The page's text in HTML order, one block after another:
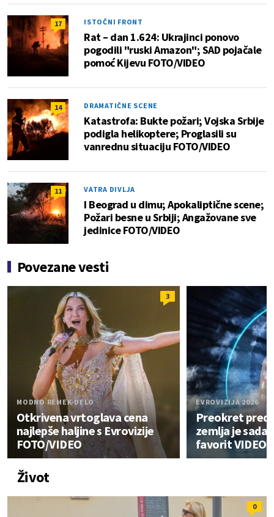
17 ISTOČNI FRONT
Rat – dan 1.624: Ukrajinci ponovo
pogodili "ruski Amazon"; SAD pojačale
pomoć Kijevu FOTO/VIDEO
14 DRAMATIČNE SCENE
Katastrofa: Bukte požari; Vojska Srbije
podigla helikoptere; Proglasili su
vanrednu situaciju FOTO/VIDEO
11 VATRA DIVLJA
I Beograd u dimu; Apokaliptične scene;
Požari besne u Srbiji; Angažovane sve
jedinice FOTO/VIDEO
Povezane vesti
3
MODNO REMEK-DELO
Otkrivena vrtoglava cena
najlepše haljine s Evrovizije
FOTO/VIDEO
EVROVIZIJA 2026
Preokret pred
zemlja je sada
favorit VIDEO
Život
0